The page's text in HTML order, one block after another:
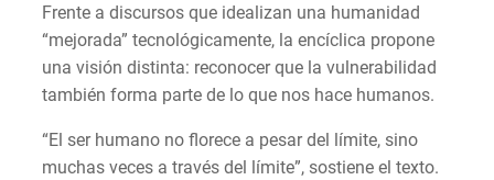
Frente a discursos que idealizan una humanidad
“mejorada” tecnológicamente, la encíclica propone
una visión distinta: reconocer que la vulnerabilidad
también forma parte de lo que nos hace humanos.
“El ser humano no florece a pesar del límite, sino
muchas veces a través del límite”, sostiene el texto.